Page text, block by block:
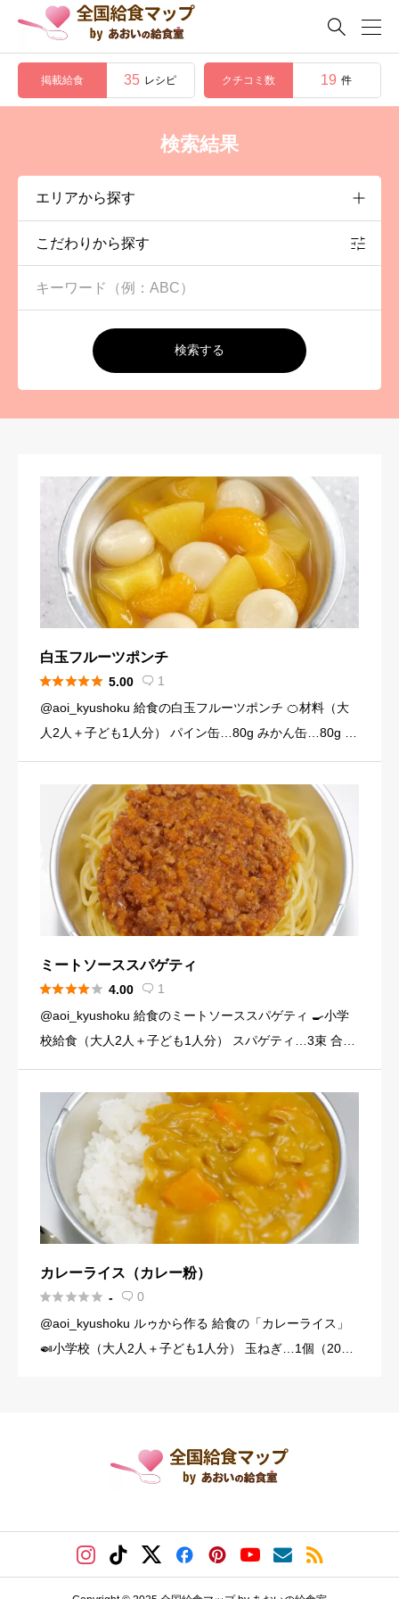

掲載給食 35 レシピ クチコミ数 19 件
検索結果
こだわりから探す
検索する
白玉フルーツポンチ
 5.00  1
@aoi_kyushoku 給食の白玉フルーツポンチ 🍊材料（大
人2人＋子ども1人分） パイン缶…80g みかん缶…80g 黄
4g） （白玉団子） 白玉粉… […]
ミートソーススパゲティ
 4.00  1
@aoi_kyushoku 給食のミートソーススパゲティ 🍳小学
校給食（大人2人＋子ども1人分） スパゲティ…3束 合い
（120g） にんにくチューブ…少々（1 […]
カレーライス（カレー粉）
 -  0
@aoi_kyushoku ルゥから作る 給食の「カレーライス」
🍛小学校（大人2人＋子ども1人分） 玉ねぎ…1個（200